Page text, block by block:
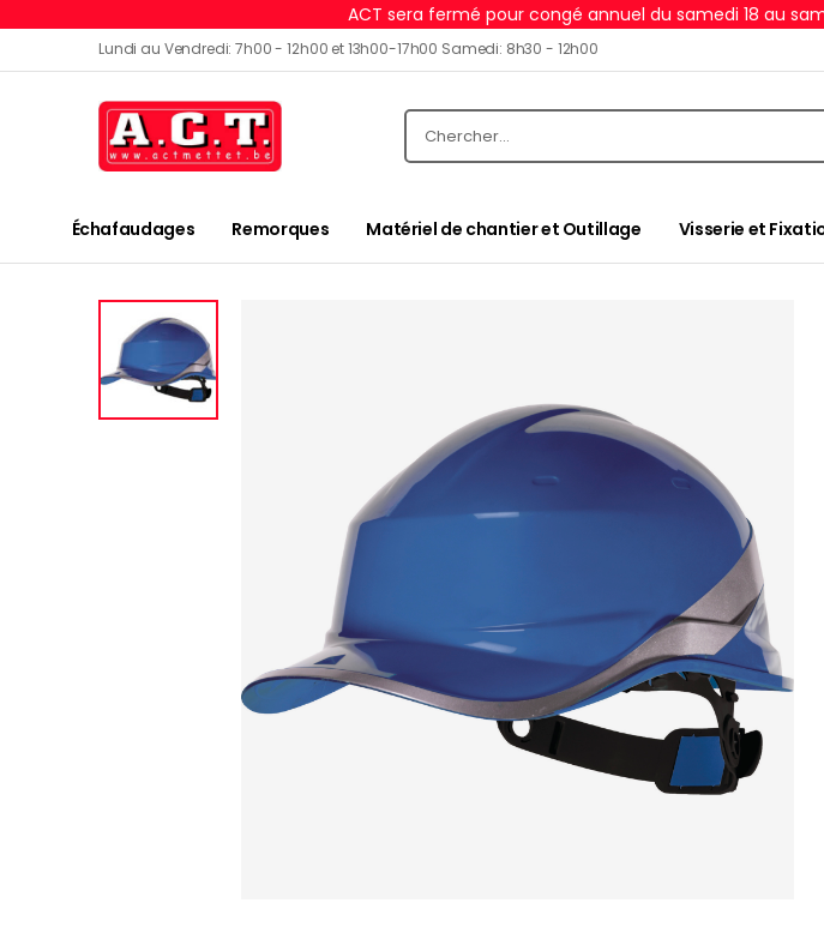
ACT sera fermé pour congé annuel du samedi 18 au
Lundi au Vendredi: 7h00 - 12h00 et 13h00-17h00 Samedi: 8h30 - 12h00
Échafaudages Remorques Matériel de chantier et Outillage Visserie et